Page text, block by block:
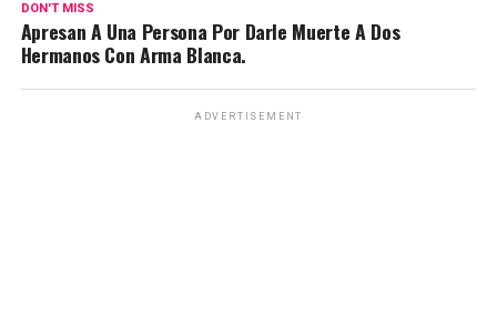
DON'T MISS
Apresan A Una Persona Por Darle Muerte A Dos
Hermanos Con Arma Blanca.
ADVERTISEMENT